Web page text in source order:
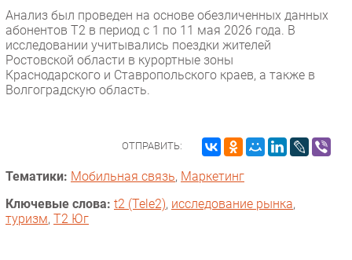
Анализ был проведен на основе обезличенных данных
абонентов Т2 в период с 1 по 11 мая 2026 года. В
исследовании учитывались поездки жителей
Ростовской области в курортные зоны
Краснодарского и Ставропольского краев, а также в
Волгоградскую область.
ОТПРАВИТЬ:
Тематики: Мобильная связь, Маркетинг
Ключевые слова: t2 (Tele2), исследование рынка,
туризм, T2 Юг